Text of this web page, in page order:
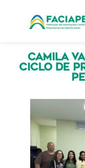
Camila
Ciclo de